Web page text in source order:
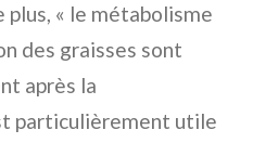
plus, « le métabolisme
des graisses sont
après la
particulièrement utile